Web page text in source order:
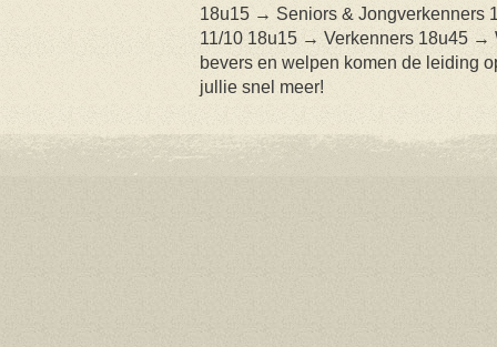
18u15 → Seniors & Jongverkenners
11/10 18u15 → Verkenners 18u45 →
bevers en welpen komen de leiding
jullie snel meer!